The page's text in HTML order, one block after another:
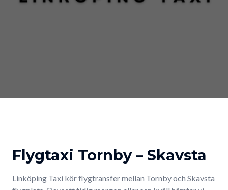
Flygtaxi Tornby – Skavsta
Linköping Taxi kör flygtransfer mellan Tornby och Skavsta